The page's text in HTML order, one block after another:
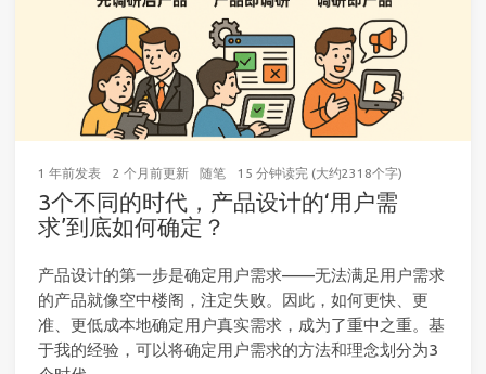
1 年前发表 2 个月前更新 随笔 15 分钟读完 (大约2318个字)
3个不同的时代，产品设计的‘用户需
求’到底如何确定？
产品设计的第一步是确定用户需求——无法满足用户需求
的产品就像空中楼阁，注定失败。因此，如何更快、更
准、更低成本地确定用户真实需求，成为了重中之重。基
于我的经验，可以将确定用户需求的方法和理念划分为3